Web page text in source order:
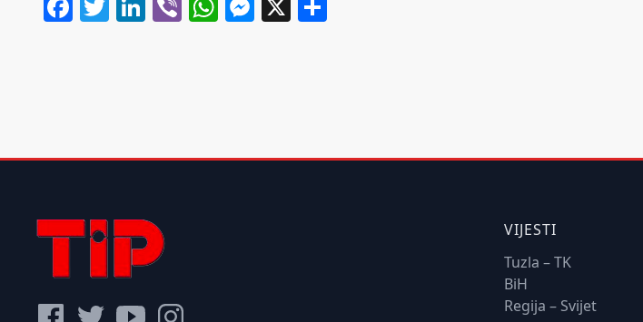
VIJESTI
Tuzla – TK
BiH
Regija – Svijet